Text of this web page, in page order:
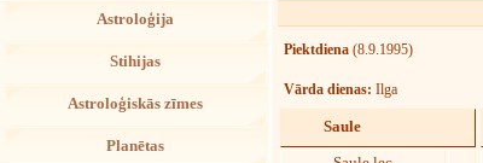
Astroloģija
Stihijas
Astroloģiskās zīmes
Planētas
Piektdiena (8.9.1995)
Vārda dienas: Ilga
Saule